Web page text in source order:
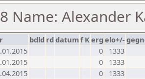
Name: Alexander
bdld rd datumf Kerg elo+/-
0
1333
0
1333
0
1333